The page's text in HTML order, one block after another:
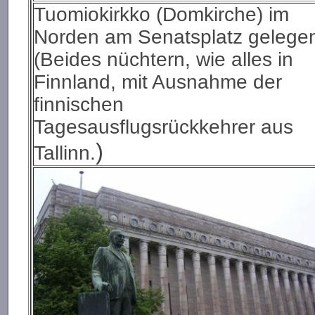
Tuomiokirkko (Domkirche) im
Norden am Senatsplatz
(Beides nüchtern, wie alles in
Finnland, mit Ausnahme der
finnischen
Tagesausflugsrückkehrer aus
Tallinn.)